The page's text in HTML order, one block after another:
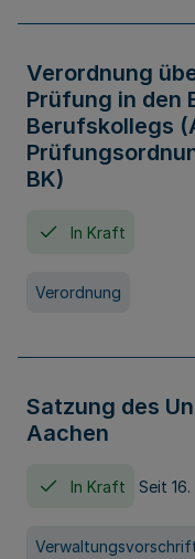
Verordnung
Prüfung in den
Berufskollegs
BK)
In Kraft
Verordnung
Satzung des
Aachen
In Kraft Seit